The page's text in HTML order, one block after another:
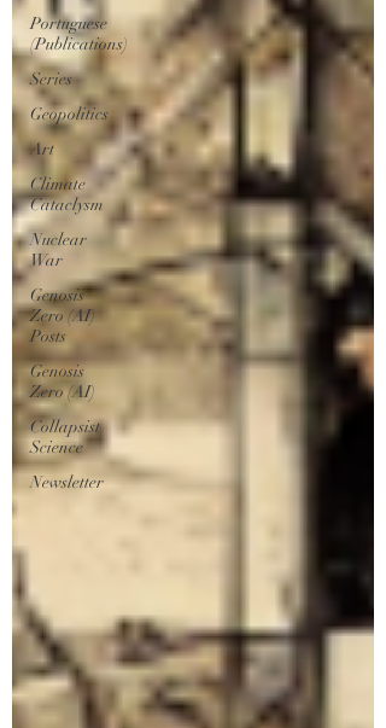
Portuguese
(Publications)
Series
Geopolitics
Art
Climate
Cataclysm
Nuclear
War
Genosis
Zero (AI)
Posts
Genosis
Zero (AI)
Collapsist
Science
Newsletter